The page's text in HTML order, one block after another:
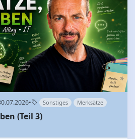
• Sonstiges Merksätze
(Teil 3)